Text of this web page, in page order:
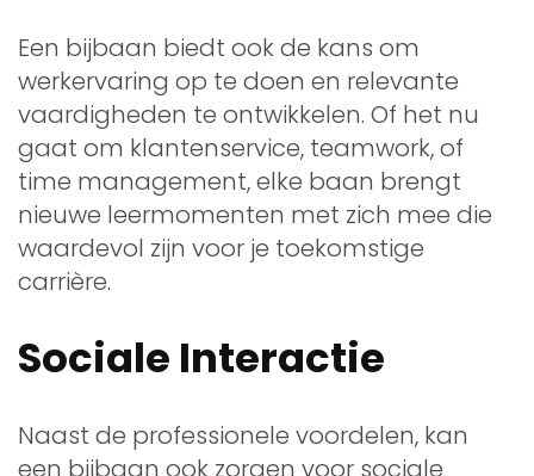
Een bijbaan biedt ook de kans om
werkervaring op te doen en relevante
vaardigheden te ontwikkelen. Of het nu
gaat om klantenservice, teamwork, of
time management, elke baan brengt
nieuwe leermomenten met zich mee die
waardevol zijn voor je toekomstige
carrière.
Sociale Interactie
Naast de professionele voordelen, kan
een bijbaan ook zorgen voor sociale